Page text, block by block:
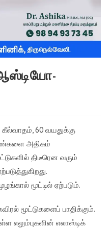
60 வயதுக்கு
அதிகம்
திடீரென வரும்
மூட்டில் ஏற்படும்.
மூட்டுகளைப் பாதிக்கும்.
எலும்புகளின் எலாஸ்டிக்